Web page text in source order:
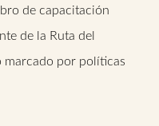
de capacitación
de la Ruta del
marcado por políticas